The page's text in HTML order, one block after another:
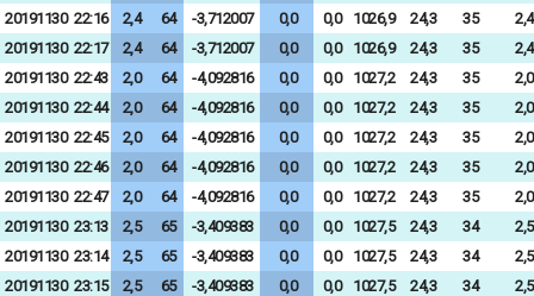
20191130 22:16 2,4 64 -3,712007 0,0 0,0 1026,9 24,3 35
2,4
20191130 22:17 2,4 64 -3,712007 0,0 0,0 1026,9 24,3 35
2,4
20191130 22:43 2,0 64 -4,092816 0,0 0,0 1027,2 24,3 35
2,0
20191130 22:44 2,0 64 -4,092816 0,0 0,0 1027,2 24,3 35
2,0
20191130 22:45 2,0 64 -4,092816 0,0 0,0 1027,2 24,3 35
2,0
20191130 22:46 2,0 64 -4,092816 0,0 0,0 1027,2 24,3 35
2,0
20191130 22:47 2,0 64 -4,092816 0,0 0,0 1027,2 24,3 35
2,0
20191130 23:13 2,5 65 -3,409383 0,0 0,0 1027,5 24,3 34
2,5
20191130 23:14 2,5 65 -3,409383 0,0 0,0 1027,5 24,3 34
2,5
20191130 23:15 2,5 65 -3,409383 0,0 0,0 1027,5 24,3 34
2,5